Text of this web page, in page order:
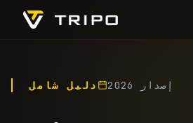
دليل شامل إصدار 2026